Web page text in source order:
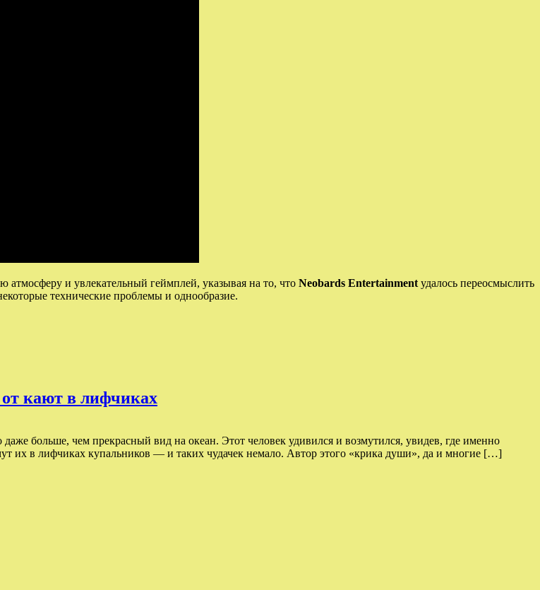
атмосферу и увлекательный геймплей, указывая на то, что Neobards Entertainment удалось переосмыслить
технические проблемы и однообразие.
кают в лифчиках
больше, чем прекрасный вид на океан. Этот человек удивился и возмутился, увидев, где именно
их в лифчиках купальников — и таких чудачек немало. Автор этого «крика души», да и многие […]